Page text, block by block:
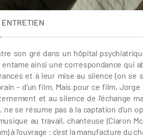
ENTRETIEN
son gré dans un hôpital
ainsi une correspondance qui
et à leur mise au silence (on se
– d’un film. Mais pour ce film,
et au silence de l’échange
se résume pas à la captation d’un
au travail, chanteuse (Claron
à l’ouvrage : c’est la manufacture du